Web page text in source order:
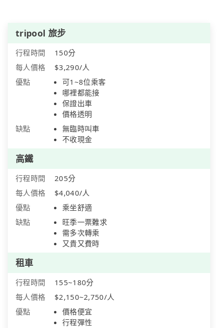
tripool 旅步
行程時間
150分
每人價格
$3,290/人
優點
可1~8位乘客
哪裡都能接
保證出車
價格透明
缺點
無臨時叫車
不收現金
高鐵
行程時間
205分
每人價格
$4,040/人
優點
乘坐舒適
缺點
旺季一票難求
需多次轉乘
又貴又費時
租車
行程時間
155~180分
每人價格
$2,150~2,750/人
優點
價格便宜
行程彈性